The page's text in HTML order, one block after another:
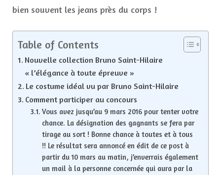
bien souvent les jeans près du corps !
Table of Contents
Nouvelle collection Bruno Saint-Hilaire
« l’élégance à toute épreuve »
Le costume idéal vu par Bruno Saint-Hilaire
Comment participer au concours
Vous avez jusqu’au 9 mars 2016 pour tenter votre
chance. La désignation des gagnants se fera par
tirage au sort ! Bonne chance à toutes et à tous
!! Le résultat sera annoncé en édit de ce post à
partir du 10 mars au matin, j’enverrais également
un mail à la personne concernée qui aura par la